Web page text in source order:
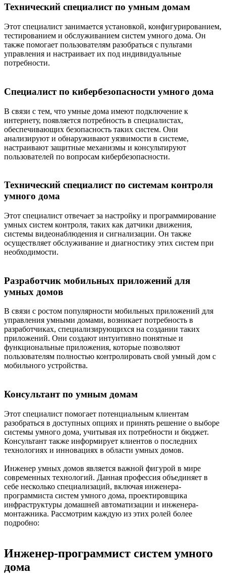
Технический специалист по умным домам
Этот специалист занимается установкой, конфигурированием,
тестированием и обслуживанием систем умного дома. Он
также помогает пользователям разобраться с пультами
управления и настраивает их под индивидуальные
потребности.
Специалист по кибербезопасности умного дома
В связи с тем, что умные дома имеют подключение к
интернету, появляется потребность в специалистах,
обеспечивающих безопасность таких систем. Они
анализируют и обнаруживают уязвимости в системе,
настраивают защитные механизмы и консультируют
пользователей по вопросам кибербезопасности.
Технический специалист по системам контроля
умного дома
Этот специалист отвечает за настройку и программирование
умных систем контроля, таких как датчики движения,
системы видеонаблюдения и сигнализации. Он также
осуществляет обслуживание и диагностику этих систем при
необходимости.
Разработчик мобильных приложений для
умных домов
В связи с ростом популярности мобильных приложений для
управления умными домами, возникает потребность в
разработчиках, специализирующихся на создании таких
приложений. Они создают интуитивно понятные и
функциональные приложения, которые позволяют
пользователям полностью контролировать свой умный дом с
мобильного устройства.
Консультант по умным домам
Этот специалист помогает потенциальным клиентам
разобраться в доступных опциях и принять решение о выборе
системы умного дома, учитывая их потребности и бюджет.
Консультант также информирует клиентов о последних
технологиях и инновациях в области умных домов.
Инженер умных домов является важной фигурой в мире
современных технологий. Данная профессия объединяет в
себе несколько специализаций, включая инженера-
программиста систем умного дома, проектировщика
инфраструктуры домашней автоматизации и инженера-
монтажника. Рассмотрим каждую из этих ролей более
подробно:
Инженер-программист систем умного
дома